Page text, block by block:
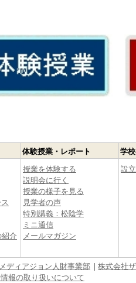
介
体験授業・レポート
授業を体験する
説明会に行く
授業の様子を見る
見学者の声
特別講義：松陰学
ミニ通信
メールマガジン
学
設
ディアジョン人財事業部 株式会社
報の取り扱いについて